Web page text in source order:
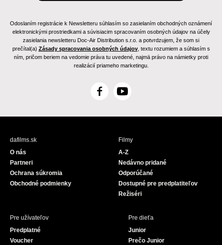
Odoslaním registrácie k Newsletteru súhlasím so zasielaním obchodných oznámení
elektronickými prostriedkami a súvisiacim spracovaním osobných údajov na účely
zasielania newsletteru Doc-Air Distribution s.r.o. a potvrdzujem, že som si
prečítal(a) Zásady spracovania osobných údajov, textu rozumiem a súhlasím s
ním, pričom beriem na vedomie práva tu uvedené, najmä právo na námietky proti
realizácií priameho marketingu.
F
c
Y
u
e
dafilms.sk
O nás
Partneri
Ochrana súkromia
Obchodné podmienky
Filmy
A-Z
Nedávno pridané
Odporúčané
Dostupné pre predplatiteľov
Režiséri
Pre užívateľov
Predplatné
Voucher
Pre dieťa
Junior
Prečo Junior